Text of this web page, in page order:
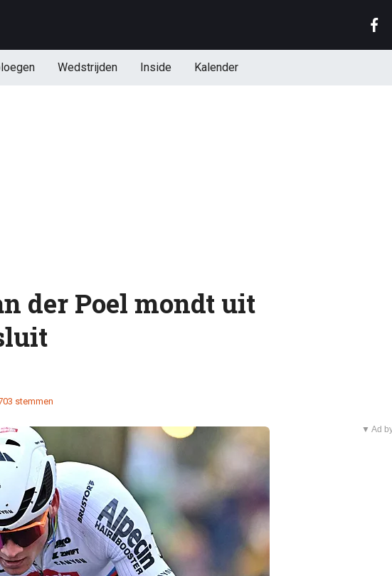
Wedstrijden Inside Kalender
der Poel mondt uit
stemmen
▼ Ad